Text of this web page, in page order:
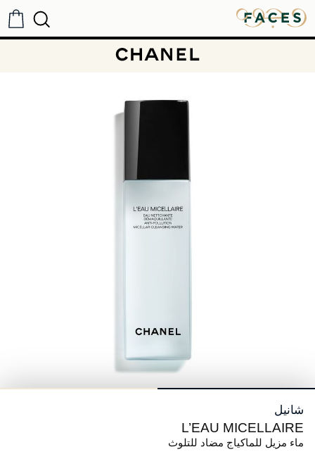
شانيل
L’EAU MICELLAIRE
ماء مزيل للماكياج مضاد للتلوث